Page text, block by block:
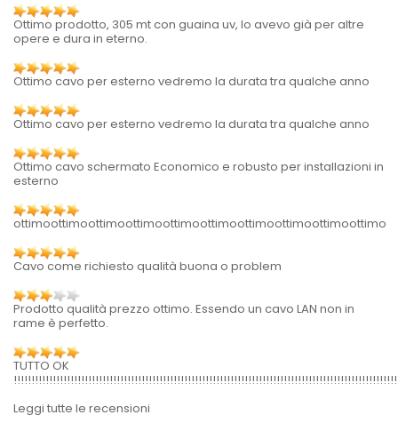
Ottimo prodotto, 305 mt con guaina uv, lo avevo già per altre
opere e dura in eterno.
Ottimo cavo per esterno vedremo la durata tra qualche anno
Ottimo cavo per esterno vedremo la durata tra qualche anno
Ottimo cavo schermato Economico e robusto per installazioni in
esterno
ottimoottimoottimoottimoottimoottimoottimoottimoottimoottimo
Cavo come richiesto qualità buona o problem
Prodotto qualità prezzo ottimo. Essendo un cavo LAN non in
rame è perfetto.
TUTTO OK
Leggi tutte le recensioni